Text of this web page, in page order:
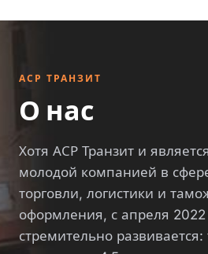
АСР ТРАНЗИТ
О нас
Хотя АСР Транзит и
молодой компанией в
торговли, логистики и
оформления, с апреля 2022
стремительно развивается: